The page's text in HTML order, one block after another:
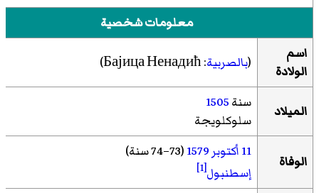
معلومات شخصية
اسم
الولادة
(بالصربية:
Бајица Ненадић
)‏
الميلاد سنة1505
سلوكلویجة
الوفاة
11 أكتوبر 1579(73–74 سنة)
إسطنبول[1]